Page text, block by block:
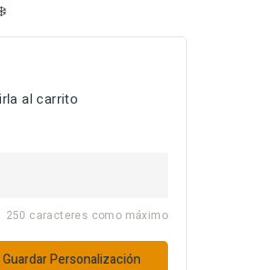
al carrito
250 caracteres como máximo
Guardar Personalización